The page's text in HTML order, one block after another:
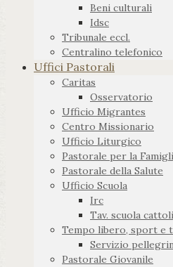
Beni culturali
Idsc
Tribunale eccl.
Centralino telefonico
Uffici Pastorali
Caritas
Osservatorio
Ufficio Migrantes
Centro Missionario
Ufficio Liturgico
Pastorale per la
Pastorale della Salute
Ufficio Scuola
Irc
Tav. scuola
Tempo libero, sport e
Servizio
Pastorale Giovanile